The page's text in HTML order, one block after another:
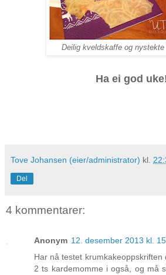
Deilig kveldskaffe og
Ha ei god
Tove Johansen (eier/administrator) kl.
Del
4 kommentarer:
Anonym 12. desember 2013 kl.
Har nå testet
2 ts kardemomme i også, og må